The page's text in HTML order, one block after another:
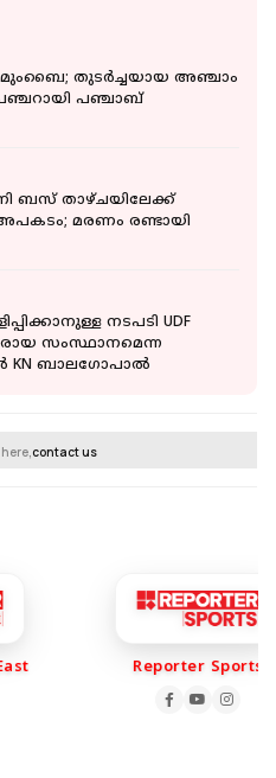
മുംബൈ; തുടർച്ചയായ അഞ്ചാം
പഞ്ചാബ്
ബസ് താഴ്ചയിലേക്ക്
മരണം രണ്ടായി
നടപടി UDF
സംസ്ഥാനമെന്ന
KN ബാലഗോപാല്‍
contact us
Reporter Sports